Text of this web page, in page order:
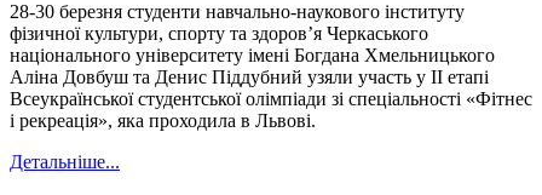
28-30 березня студенти навчально-наукового інституту
фізичної культури, спорту та здоров’я Черкаського
національного університету імені Богдана Хмельницького
Аліна Довбуш та Денис Піддубний узяли участь у II етапі
Всеукраїнської студентської олімпіади зі спеціальності «Фітнес
і рекреація», яка проходила в Львові.
Детальніше...